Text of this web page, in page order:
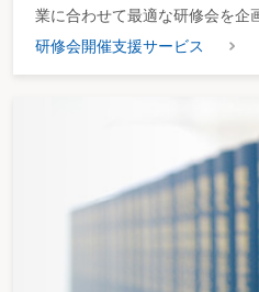
業に合わせて最適な研修会を企
研修会開催支援サービス